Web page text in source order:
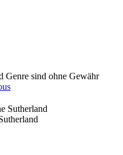
Genre sind ohne Gewähr